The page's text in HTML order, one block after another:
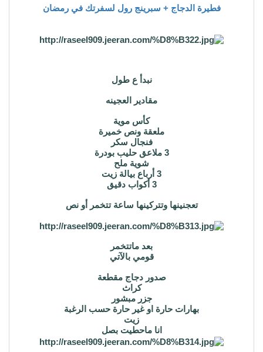
فطيرة الدجاج + سبرينج رول لسفرتك في رمضان
نبدأ ع طول
مقادير العجينه
كأس موية
ملعقة ونص خميرة
فنجال سكر
3 ملاعق حليب بودرة
شوية ملح
3 أرباع بيالة زيت
3 أكواب دقيق
تعجنينها وتتركينها ساعة تتخمر أو نص
بعد ماتتخمر
قومي بالآتي
صدور دجاج مقطعة
كراث
جزر مبشور
بهارات حارة او غير حارة حسب الرغبة
زيت
انا ماحطيت بصل